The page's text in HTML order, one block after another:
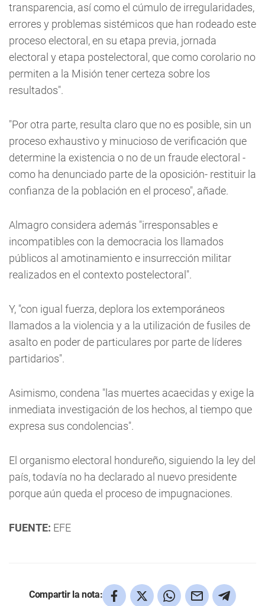
transparencia, así como el cúmulo de irregularidades,
errores y problemas sistémicos que han rodeado este
proceso electoral, en su etapa previa, jornada
electoral y etapa postelectoral, que como corolario no
permiten a la Misión tener certeza sobre los
resultados".
"Por otra parte, resulta claro que no es posible, sin un
proceso exhaustivo y minucioso de verificación que
determine la existencia o no de un fraude electoral -
como ha denunciado parte de la oposición- restituir la
confianza de la población en el proceso", añade.
Almagro considera además "irresponsables e
incompatibles con la democracia los llamados
públicos al amotinamiento e insurrección militar
realizados en el contexto postelectoral".
Y, "con igual fuerza, deplora los extemporáneos
llamados a la violencia y a la utilización de fusiles de
asalto en poder de particulares por parte de líderes
partidarios".
Asimismo, condena "las muertes acaecidas y exige la
inmediata investigación de los hechos, al tiempo que
expresa sus condolencias".
El organismo electoral hondureño, siguiendo la ley del
país, todavía no ha declarado al nuevo presidente
porque aún queda el proceso de impugnaciones.
FUENTE: EFE
Compartir la nota: